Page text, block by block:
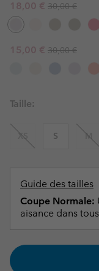
Sale price:
18,00 € Regular price:
30,00 €
Sale price:
15,00 € Regular price:
30,00 €
Taille:
XS S M
Guide des tailles
Coupe Normale:
aisance dans